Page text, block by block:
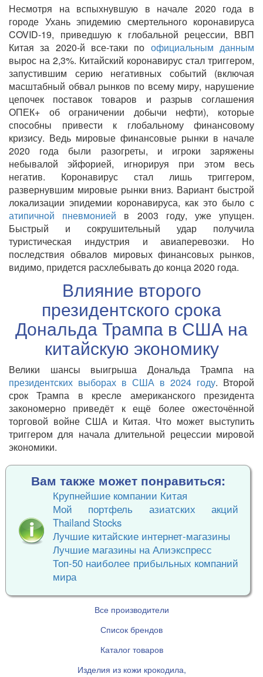
Несмотря на вспыхнувшую в начале 2020 года в
городе Ухань эпидемию смертельного коронавируса
COVID-19, приведшую к глобальной рецессии, ВВП
Китая за 2020-й все-таки по официальным данным
вырос на 2,3%. Китайский коронавирус стал триггером,
запустившим серию негативных событий (включая
масштабный обвал рынков по всему миру, нарушение
цепочек поставок товаров и разрыв соглашения
ОПЕК+ об ограничении добычи нефти), которые
способны привести к глобальному финансовому
кризису. Ведь мировые финансовые рынки в начале
2020 года были разогреты, и игроки заряжены
небывалой эйфорией, игнорируя при этом весь
негатив. Коронавирус стал лишь триггером,
развернувшим мировые рынки вниз. Вариант быстрой
локализации эпидемии коронавируса, как это было с
атипичной пневмонией в 2003 году, уже упущен.
Быстрый и сокрушительный удар получила
туристическая индустрия и авиаперевозки. Но
последствия обвалов мировых финансовых рынков,
видимо, придется расхлебывать до конца 2020 года.
Влияние второго
президентского срока
Дональда Трампа в США на
китайскую экономику
Велики шансы выигрыша Дональда Трампа на
президентских выборах в США в 2024 году. Второй
срок Трампа в кресле американского президента
закономерно приведёт к ещё более ожесточённой
торговой войне США и Китая. Что может выступить
триггером для начала длительной рецессии мировой
экономики.
Вам также может понравиться:
Крупнейшие компании Китая
Мой портфель азиатских акций
Thailand Stocks
Лучшие китайские интернет-магазины
Лучшие магазины на Алиэкспресс
Топ-50 наиболее прибыльных компаний
мира
Все производители
Список брендов
Каталог товаров
Изделия из кожи крокодила,